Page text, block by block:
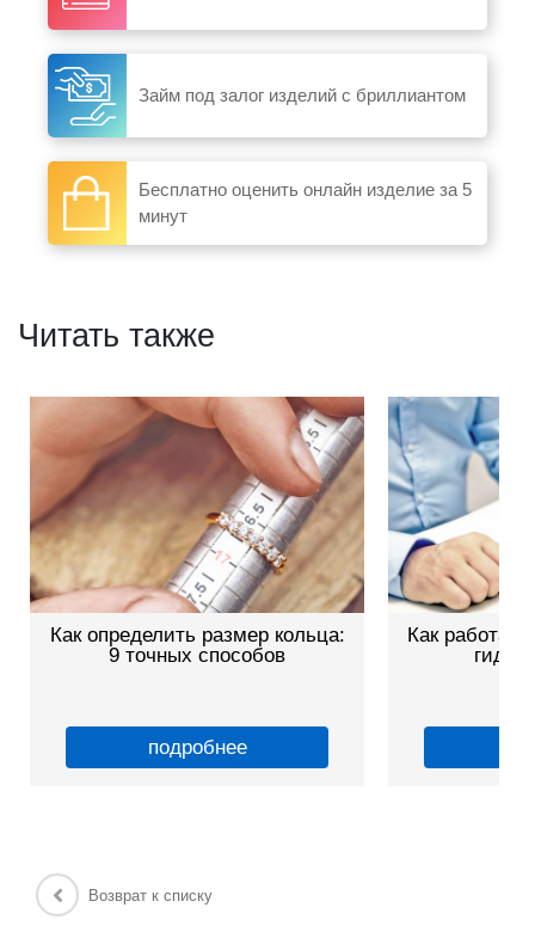
Займ под залог изделий с бриллиантом
Бесплатно оценить онлайн изделие за 5
минут
Читать также
Как определить размер кольца:
9 точных способов
подробнее
Как
гид
Возврат к списку